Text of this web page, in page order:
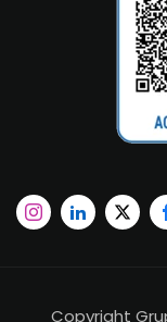
Copyright